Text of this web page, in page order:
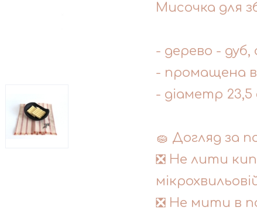
Мисочка для
- дерево - дуб,
- промащена
- діаметр 23,5
🧽 Догляд за
❎ Не лити
❎ Не мити в